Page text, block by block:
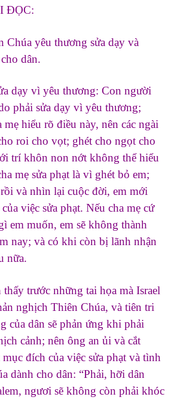
ĐỌC:
Chúa yêu thương sửa dạy và
dân.
dạy vì yêu thương: Con người
phải sửa dạy vì yêu thương;
mẹ hiểu rõ điều này, nên các ngài
roi cho vọt; ghét cho ngọt cho
trí khôn non nớt không thể hiểu
mẹ sửa phạt là vì ghét bỏ em;
và nhìn lại cuộc đời, em mới
việc sửa phạt. Nếu cha mẹ cứ
em muốn, em sẽ không thành
nay; và có khi còn bị lãnh nhận
nữa.
trước những tai họa mà Israel
nghịch Thiên Chúa, và tiên tri
của dân sẽ phản ứng khi phải
cảnh; nên ông an ủi và cắt
đích của việc sửa phạt và tình
dành cho dân: “Phải, hỡi dân
ngươi sẽ không còn phải khóc